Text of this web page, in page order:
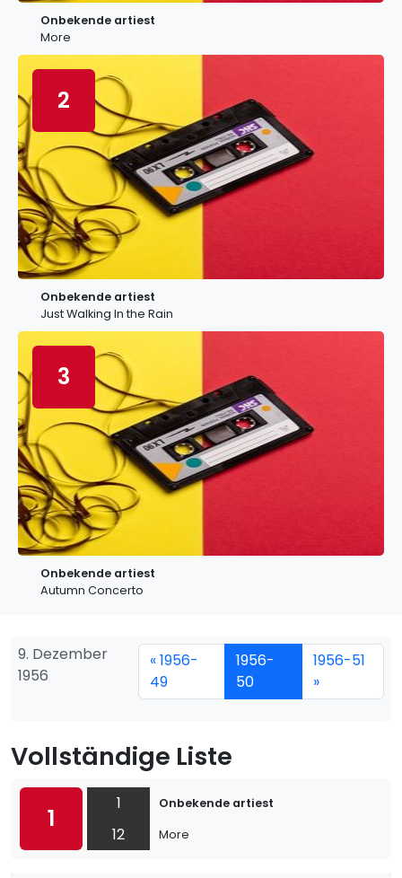
Onbekende artiest
More
2
Onbekende artiest
Just Walking In the Rain
3
Onbekende artiest
Autumn Concerto
9. Dezember
1956
« 1956-
49
1956-
50
1956-51
»
Vollständige Liste
1
1
12
Onbekende artiest
More